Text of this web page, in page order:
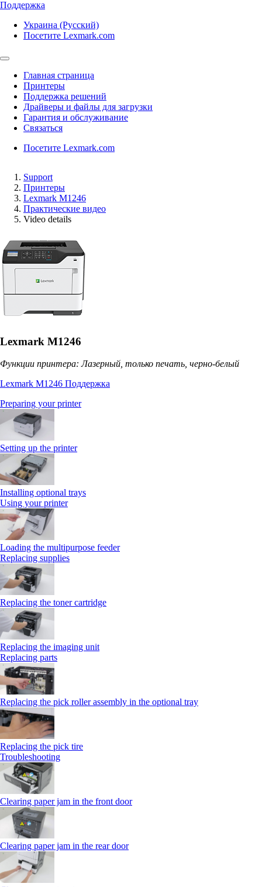
Поддержка
Украина (Русский)
Посетите Lexmark.com
Главная страница
Принтеры
Поддержка решений
Драйверы и файлы для загрузки
Гарантия и обслуживание
Связаться
Посетите Lexmark.com
Support
Принтеры
Lexmark M1246
Практические видео
Video details
Lexmark M1246
Функции принтера: Лазерный, только печать, черно-белый
Lexmark M1246 Поддержка
Preparing your printer
Setting up the printer
Installing optional trays
Using your printer
Loading the multipurpose feeder
Replacing supplies
Replacing the toner cartridge
Replacing the imaging unit
Replacing parts
Replacing the pick roller assembly in the optional tray
Replacing the pick tire
Troubleshooting
Clearing paper jam in the front door
Clearing paper jam in the rear door